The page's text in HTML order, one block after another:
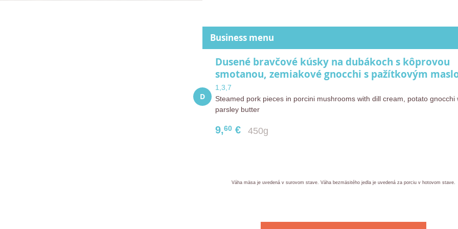
Business menu
Dusené bravčové kúsky na dubákoch s kôprovou
smotanou, zemiakové gnocchi s pažítkovým
1,3,7
Steamed pork pieces in porcini mushrooms with dill cream, potato gnocchi
parsley butter
9,60€ 450g
Váha mäsa je uvedená v surovom stave. Váha bezmäsitého jedla je uvedená za porciu v hotovom stave.